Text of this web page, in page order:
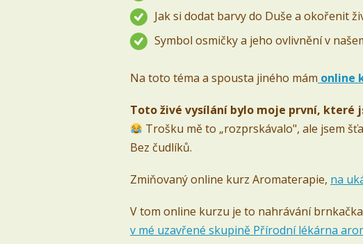
Jak si dodat barvy do Duše a okořenit
Symbol osmičky a jeho ovlivnění v
Na toto téma a spousta jiného mám online
Toto živé vysílání bylo moje první, které
Trošku mě to „rozprskávalo", ale jsem
Bez čudlíků.
Zmiňovaný online kurz Aromaterapie, na
V tom online kurzu je to nahrávání
v mé uzavřené skupině Přírodní lékárna